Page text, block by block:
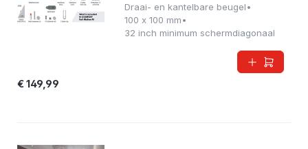
Draai- en kantelbare beugel•
100 x 100 mm•
32 inch minimum schermdiagonaal
€ 149,99